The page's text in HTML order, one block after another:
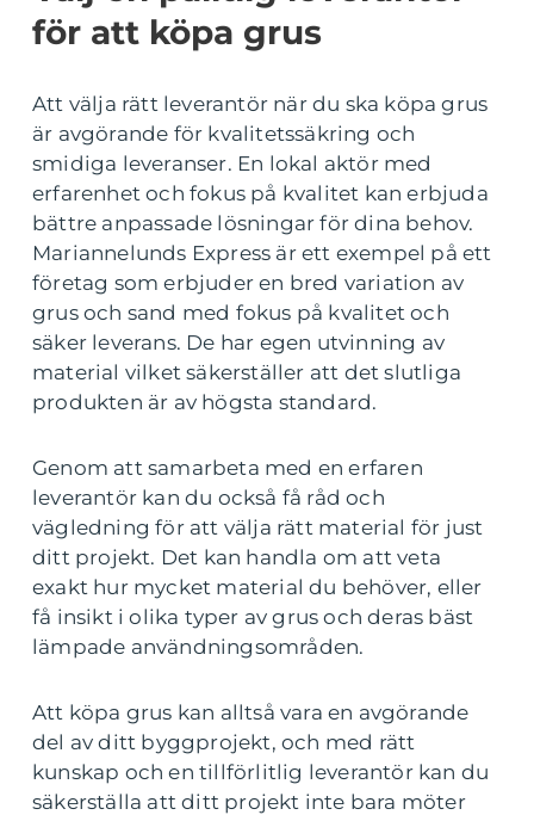
för att köpa grus
Att välja rätt leverantör när du ska köpa grus
är avgörande för kvalitetssäkring och
smidiga leveranser. En lokal aktör med
erfarenhet och fokus på kvalitet kan erbjuda
bättre anpassade lösningar för dina behov.
Mariannelunds Express är ett exempel på ett
företag som erbjuder en bred variation av
grus och sand med fokus på kvalitet och
säker leverans. De har egen utvinning av
material vilket säkerställer att det slutliga
produkten är av högsta standard.
Genom att samarbeta med en erfaren
leverantör kan du också få råd och
vägledning för att välja rätt material för just
ditt projekt. Det kan handla om att veta
exakt hur mycket material du behöver, eller
få insikt i olika typer av grus och deras bäst
lämpade användningsområden.
Att köpa grus kan alltså vara en avgörande
del av ditt byggprojekt, och med rätt
kunskap och en tillförlitlig leverantör kan du
säkerställa att ditt projekt inte bara möter